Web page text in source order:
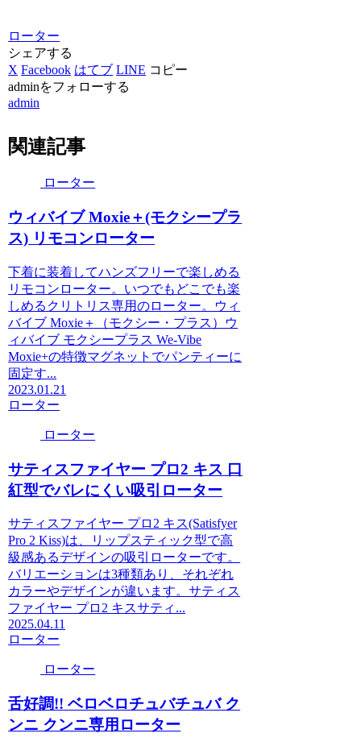
ローター
シェアする
X Facebook はてブ LINE コピー
adminをフォローする
admin
関連記事
ローター
ウィバイブ Moxie＋(モクシープラ
ス) リモコンローター
下着に装着してハンズフリーで楽しめる
リモコンローター。いつでもどこでも楽
しめるクリトリス専用のローター。ウィ
バイブ Moxie＋（モクシー・プラス）ウ
ィバイブ モクシープラス We-Vibe
Moxie+の特徴マグネットでパンティーに
固定す...
2023.01.21
ローター
ローター
サティスファイヤー プロ2 キス 口
紅型でバレにくい吸引ローター
サティスファイヤー プロ2 キス(Satisfyer
Pro 2 Kiss)は、リップスティック型で高
級感あるデザインの吸引ローターです。
バリエーションは3種類あり、それぞれ
カラーやデザインが違います。サティス
ファイヤー プロ2 キスサティ...
2025.04.11
ローター
ローター
舌好調!! ベロベロチュバチュバ ク
ンニ クンニ専用ローター